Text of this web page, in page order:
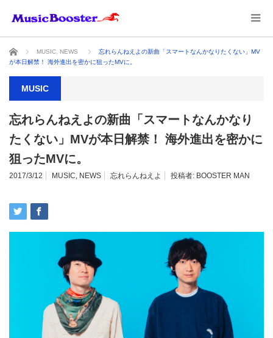
ホーム MUSIC NEWS
忘れらんねえよの新曲「スマートなんかなりたくない」MV
が本日解禁！ 海外進出を密かに狙ったMVに。
MUSIC
忘れらんねえよの新曲「スマートなんかなり
たくない」MVが本日解禁！ 海外進出を密かに
狙ったMVに。
2017/3/12 MUSIC, NEWS 忘れらんねえよ 投稿者: BOOSTER MAN